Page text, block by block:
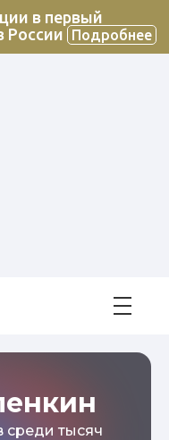
в первый
России
Подробнее
среди тысяч